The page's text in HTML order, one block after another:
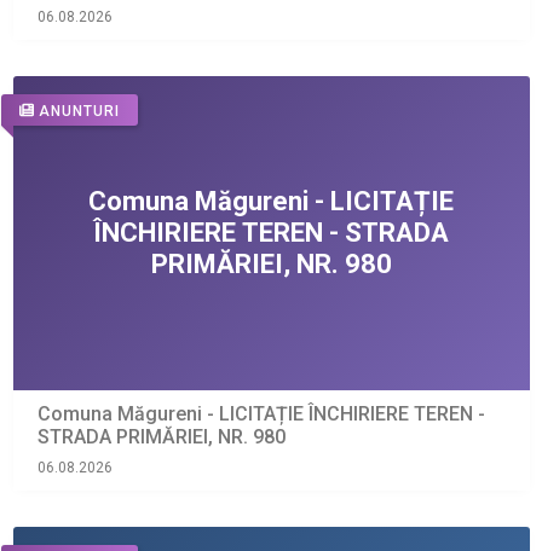
06.08.2026
ANUNTURI
Comuna Măgureni - LICITAȚIE ÎNCHIRIERE TEREN -
STRADA PRIMĂRIEI, NR. 980
06.08.2026